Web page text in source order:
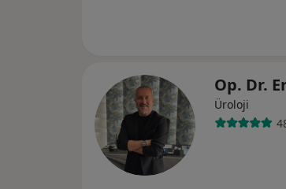
Op. Dr.
Üroloji